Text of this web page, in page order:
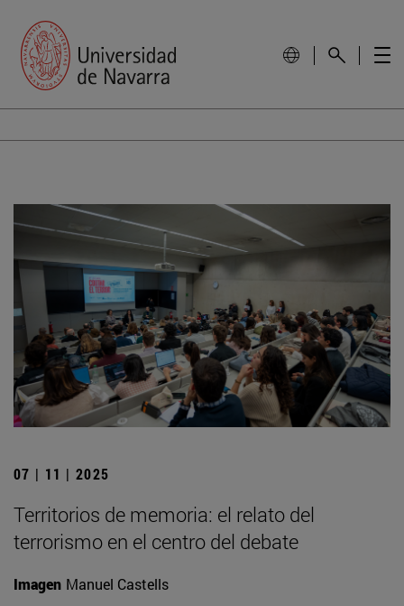
07 | 11 | 2025
Territorios de memoria: el relato del
terrorismo en el centro del debate
Imagen Manuel Castells